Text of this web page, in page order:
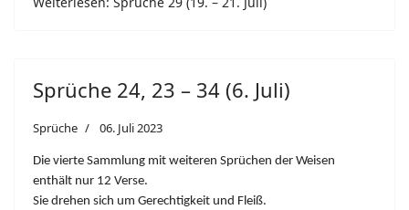
Sprüche 24, 23 – 34 (6. Juli)
Sprüche 06. Juli 2023
Die vierte Sammlung mit weiteren Sprüchen der Weisen
enthält nur 12 Verse.
Sie drehen sich um Gerechtigkeit und Fleiß.